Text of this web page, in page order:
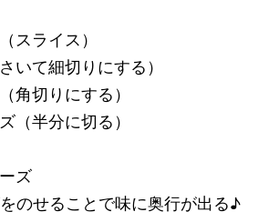
スライス）
いて細切りにする）
角切りにする）
（半分に切る）
ズ
のせることで味に奥行が出る♪